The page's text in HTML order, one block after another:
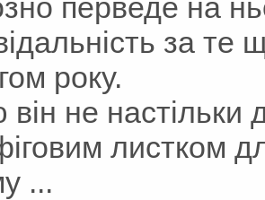
перведе на
за
року.
не настільки
листком
...